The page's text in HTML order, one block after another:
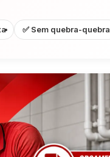
✅ Sem quebra-quebra